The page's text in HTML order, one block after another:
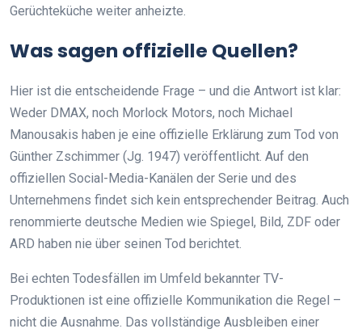
Gerüchteküche weiter anheizte.
Was sagen offizielle Quellen?
Hier ist die entscheidende Frage – und die Antwort ist klar:
Weder DMAX, noch Morlock Motors, noch Michael
Manousakis haben je eine offizielle Erklärung zum Tod von
Günther Zschimmer (Jg. 1947) veröffentlicht. Auf den
offiziellen Social-Media-Kanälen der Serie und des
Unternehmens findet sich kein entsprechender Beitrag. Auch
renommierte deutsche Medien wie Spiegel, Bild, ZDF oder
ARD haben nie über seinen Tod berichtet.
Bei echten Todesfällen im Umfeld bekannter TV-
Produktionen ist eine offizielle Kommunikation die Regel –
nicht die Ausnahme. Das vollständige Ausbleiben einer